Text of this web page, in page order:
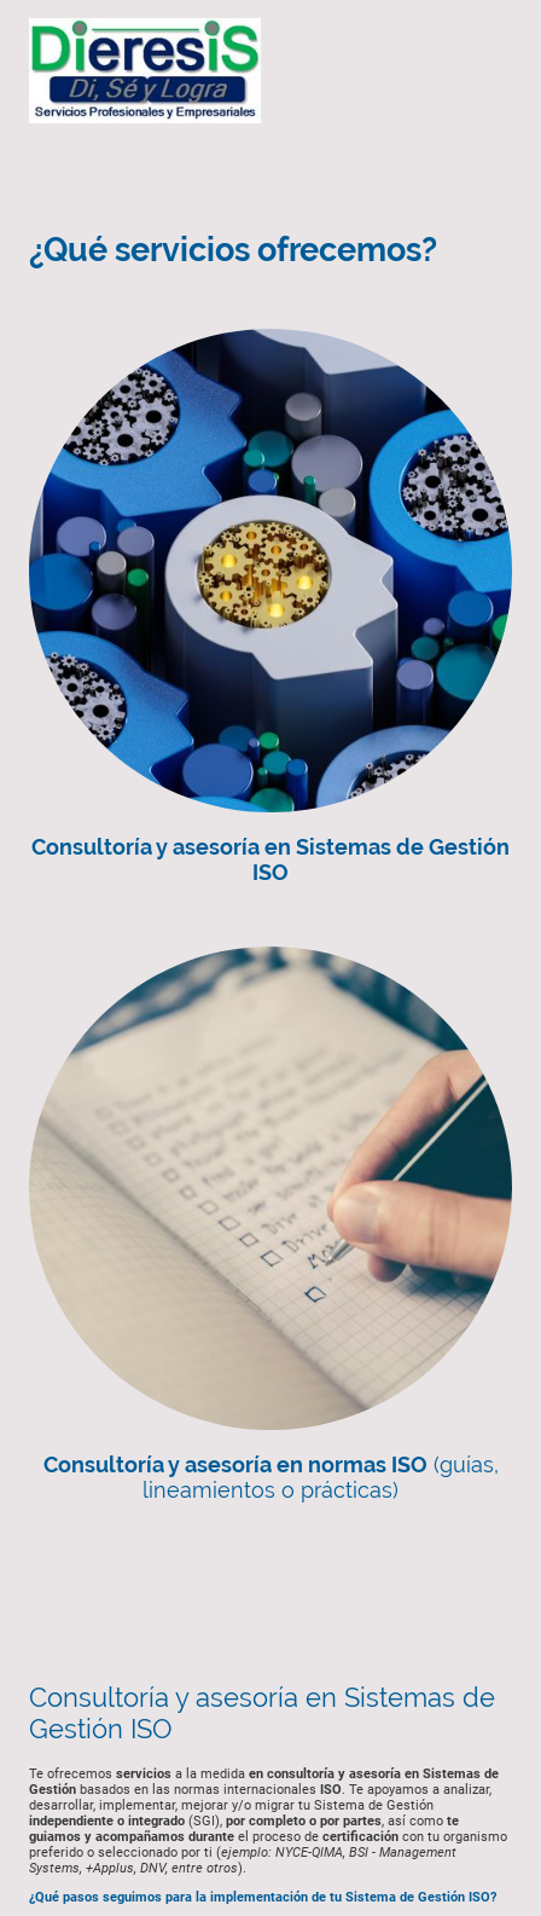
¿Qué servicios ofrecemos?
Consultoría y asesoría en Sistemas de Gestión
ISO
Consultoría y asesoría en normas ISO (guías,
lineamientos o prácticas)
Consultoría y asesoría en Sistemas de
Gestión ISO
Te ofrecemos servicios a la medida en consultoría y asesoría en Sistemas de
Gestión basados en las normas internacionales ISO. Te apoyamos a analizar,
desarrollar, implementar, mejorar y/o migrar tu Sistema de Gestión
independiente o integrado (SGI), por completo o por partes, así como te
guiamos y acompañamos durante el proceso de certificación con tu organismo
preferido o seleccionado por ti (ejemplo: NYCE-QIMA, BSI - Management
Systems, +Applus, DNV, entre otros).
¿Qué pasos seguimos para la implementación de tu Sistema de Gestión ISO?